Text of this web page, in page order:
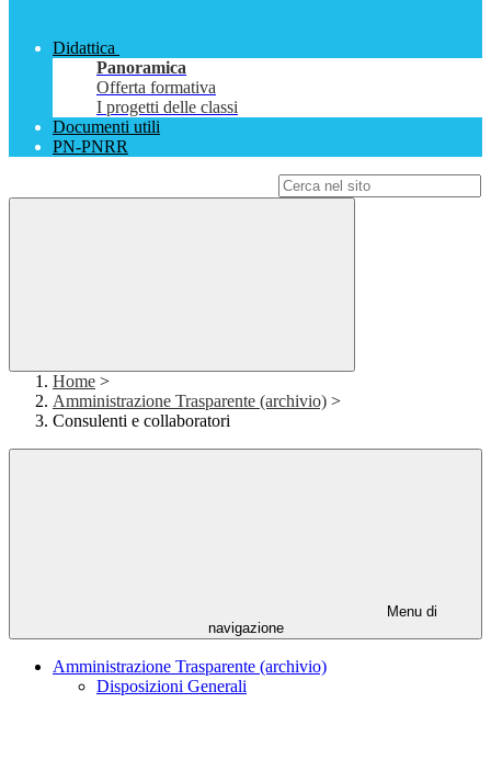
Didattica
Panoramica
Offerta formativa
I progetti delle classi
Documenti utili
PN-PNRR
Home >
Amministrazione Trasparente (archivio) >
Consulenti e collaboratori
Menu di
navigazione
Amministrazione Trasparente (archivio)
Disposizioni Generali